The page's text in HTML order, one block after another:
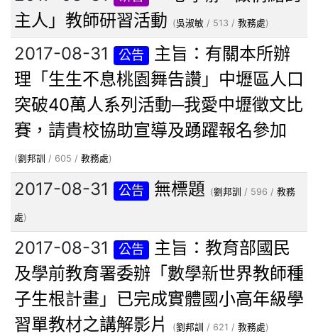
主人」教師研習活動 (吳淑敏 / 513 / 教務處)
2017-08-31 公告
主旨：有關本所辦
理「生生不息桃園舞告讚」中壢區人口
突破40萬人系列活動─我愛中壢徵文比
賽，請貴校協助宣導及踴躍報名參加
(劉邦訓 / 605 / 教務處)
2017-08-31 公告 無標題 (劉邦訓 / 596 /教務
處)
2017-08-31 公告
主旨：教育部國民
及學前教育署委辦「數學新世界教師種
子生根計畫」已完成實體國小高年級學
習單教材之講解影片
(劉邦訓 / 621 / 教務處)